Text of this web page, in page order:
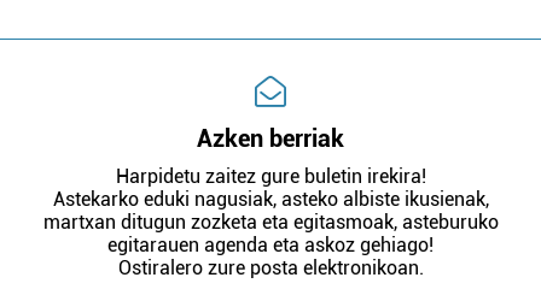
Azken berriak
Harpidetu zaitez gure buletin irekira!
Astekarko eduki nagusiak, asteko albiste ikusienak,
martxan ditugun zozketa eta egitasmoak, asteburuko
egitarauen agenda eta askoz gehiago!
Ostiralero zure posta elektronikoan.